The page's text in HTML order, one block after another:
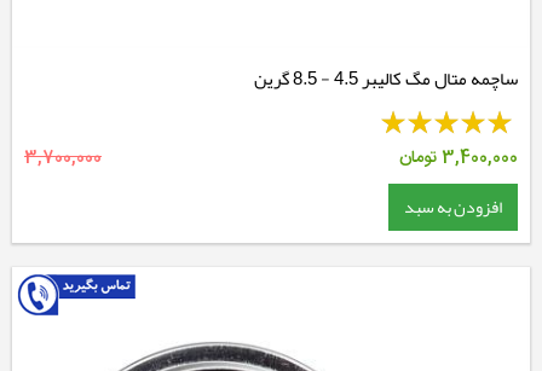
ساچمه متال مگ کالیبر 4.5 - 8.5 گرین
3,400,000تومان 3,700,000
افزودن به سبد